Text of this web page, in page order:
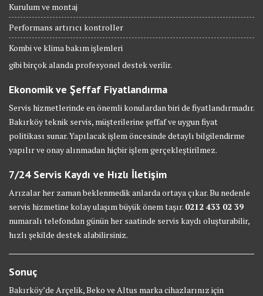
Kurulum ve montaj
Performans artırıcı kontroller
Kombi ve klima bakım işlemleri
gibi birçok alanda profesyonel destek verilir.
Ekonomik ve Şeffaf Fiyatlandırma
Servis hizmetlerinde en önemli konulardan biri de fiyatlandırmadır.
Bakırköy teknik servis, müşterilerine şeffaf ve uygun fiyat
politikası sunar. Yapılacak işlem öncesinde detaylı bilgilendirme
yapılır ve onay alınmadan hiçbir işlem gerçekleştirilmez.
7/24 Servis Kaydı ve Hızlı İletişim
Arızalar her zaman beklenmedik anlarda ortaya çıkar. Bu nedenle
servis hizmetine kolay ulaşım büyük önem taşır. 0212 433 02 39
numaralı telefondan günün her saatinde servis kaydı oluşturabilir,
hızlı şekilde destek alabilirsiniz.
Sonuç
Bakırköy’de Arçelik, Beko ve Altus marka cihazlarınız için